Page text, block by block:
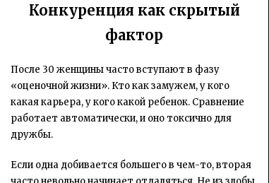
Конкуренция как скрытый
фактор
После 30 женщины часто вступают в фазу
«оценочной жизни». Кто как замужем, у кого
какая карьера, у кого какой ребенок. Сравнение
работает автоматически, и оно токсично для
дружбы.
Если одна добивается большего в чем-то, вторая